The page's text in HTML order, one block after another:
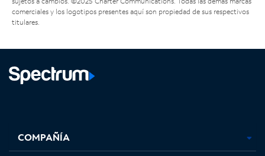
comerciales y los logotipos presentes aquí son propiedad de sus respectivos
titulares.
abre
en
abre
en
abre
en
en
COMPAÑÍA